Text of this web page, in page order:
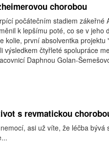
chorobou
počátečním stadiem zákeřné
k lepšímu poté, co se v jeho
kolie, první absolventka projektu
výsledkem čtyřleté spolupráce
Daphnou Golan-
s revmatickou
asi už víte, že léčba bývá